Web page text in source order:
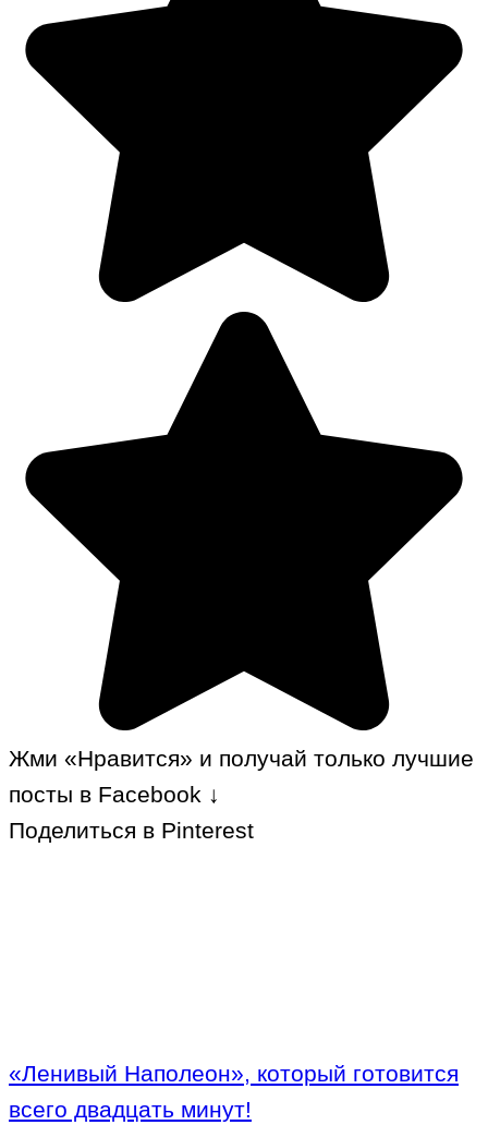
Жми «Нравится» и получай только лучшие
посты в Facebook ↓
Поделиться в Pinterest
«Ленивый Наполеон», который готовится
всего двадцать минут!